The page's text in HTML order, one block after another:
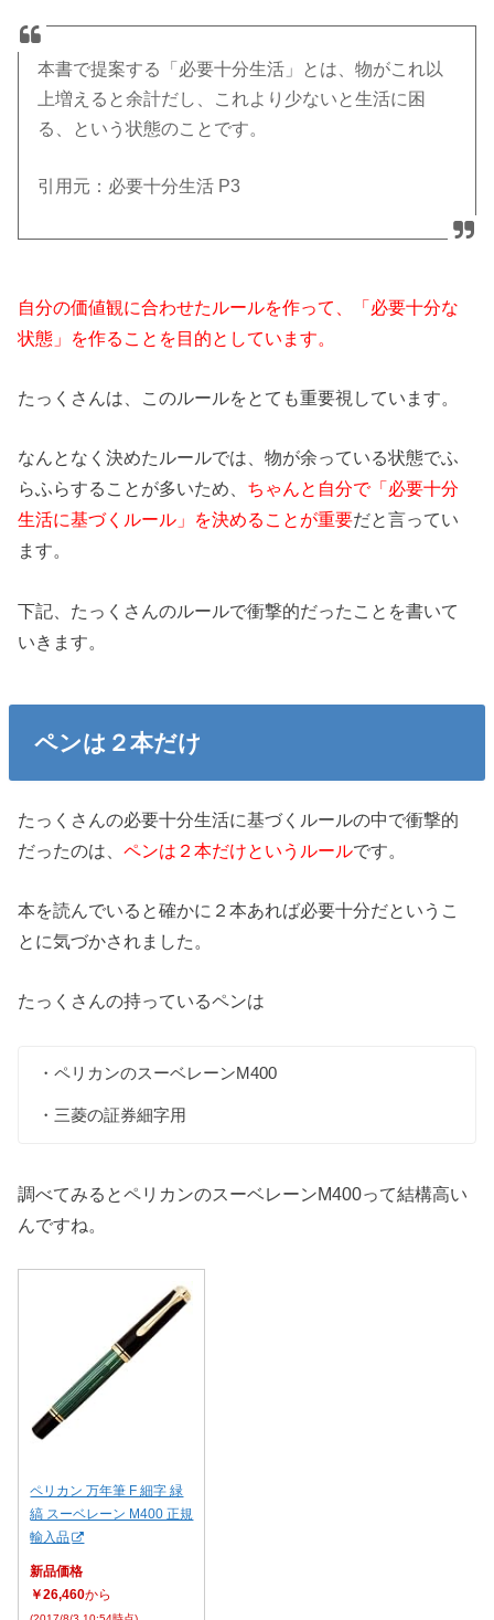
本書で提案する「必要十分生活」とは、物がこれ以
上増えると余計だし、これより少ないと生活に困
る、という状態のことです。
引用元：必要十分生活 P3
自分の価値観に合わせたルールを作って、「必要十分な
状態」を作ることを目的としています。
たっくさんは、このルールをとても重要視しています。
なんとなく決めたルールでは、物が余っている状態でふ
らふらすることが多いため、 ちゃんと自分で「必要十分
生活に基づくルール」を決めることが重要だと言ってい
ます。
下記、たっくさんのルールで衝撃的だったことを書いて
いきます。
ペンは２本だけ
たっくさんの必要十分生活に基づくルールの中で衝撃的
だったのは、ペンは２本だけというルールです。
本を読んでいると確かに２本あれば必要十分だというこ
とに気づかされました。
たっくさんの持っているペンは
・ペリカンのスーベレーンM400
・三菱の証券細字用
調べてみるとペリカンのスーベレーンM400って結構高い
んですね。
ペリカン 万年筆 F 細字 緑
縞 スーベレーン M400 正規
輸入品
新品価格
￥26,460から